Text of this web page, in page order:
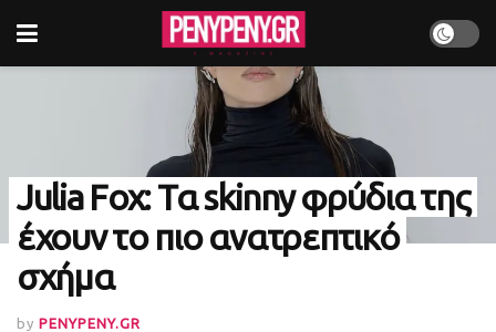
Julia Fox: Τα skinny φρύδια της
έχουν το πιο ανατρεπτικό
σχήμα
by PENYPENY.GR